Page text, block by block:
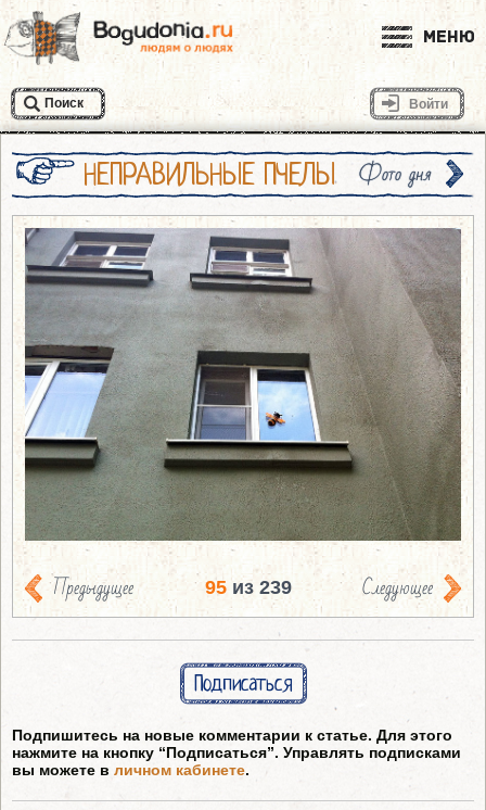
Меню
Поиск Войти
НЕПРАВИЛЬНЫЕ ПЧЕЛЫ Фото дня
Предыдущее Следующее
95из 239
Подписаться
Подпишитесь на новые комментарии к статье. Для этого
нажмите на кнопку “Подписаться”. Управлять подписками
вы можете в личном кабинете.